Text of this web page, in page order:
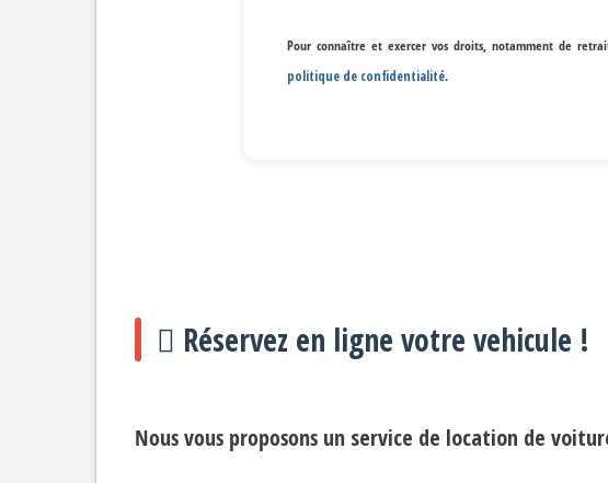
Pour connaître et exercer vos droits, notamment de
politique de confidentialité.
Réservez en ligne votre vehicule !
Nous vous proposons un service de location de